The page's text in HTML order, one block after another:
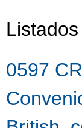
0597